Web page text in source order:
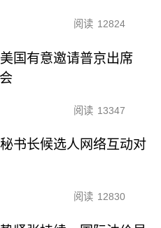
阅读 12824
国有意邀请普京出席
阅读 13347
书长候选人网络互动对
阅读 12830